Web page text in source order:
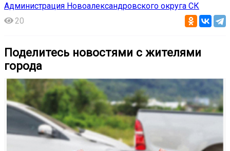
Администрация Новоалександровского округа СК
20
Поделитесь новостями с жителями
города